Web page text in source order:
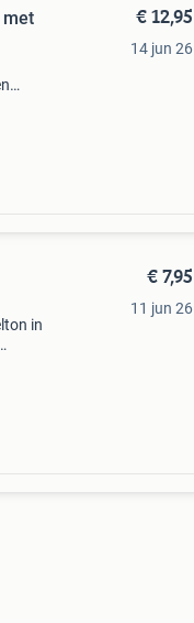
met
€ 12,95
14 jun 26
in
€ 7,95
11 jun 26